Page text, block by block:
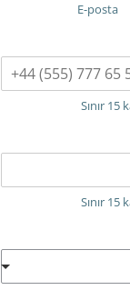
E-posta
Sınır
Sınır